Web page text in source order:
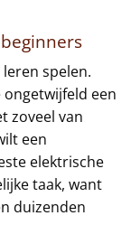
spelen.
ongetwijfeld een
zoveel van
een
elektrische
taak, want
duizenden